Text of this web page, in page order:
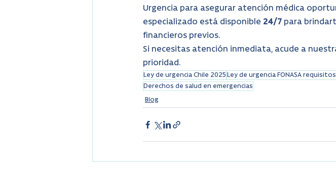
Urgencia para asegurar atención médica
especializado está disponible 24/7 para
financieros previos.
Si necesitas atención inmediata, acude a
prioridad.
Ley de urgencia Chile 2025 Ley de urgencia FONASA requisitos
Derechos de salud en emergencias
Blog